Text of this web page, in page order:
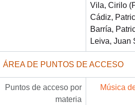
Vila, Cirilo
Cádiz,
Barría,
Leiva, Juan
ÁREA DE PUNTOS DE ACCESO
Puntos de acceso por
materia
Música